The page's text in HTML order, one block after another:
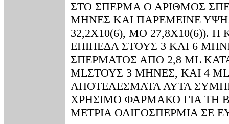
ΣΤΟ ΣΠΕΡΜΑ Ο ΑΡΙΘΜΟΣ
ΜΗΝΕΣ ΚΑΙ ΠΑΡΕΜΕΙΝΕ
32,2Χ10(6), ΜΟ 27,8Χ10(6)).
ΕΠΙΠΕΔΑ ΣΤΟΥΣ 3 ΚΑΙ 6
ΣΠΕΡΜΑΤΟΣ ΑΠΟ 2,8 ML
MLΣΤΟΥΣ 3 ΜΗΝΕΣ, ΚΑΙ 4
ΑΠΟΤΕΛΕΣΜΑΤΑ ΑΥΤΑ
ΧΡΗΣΙΜΟ ΦΑΡΜΑΚΟ ΓΙΑ ΤΗ
ΜΕΤΡΙΑ ΟΛΙΓΟΣΠΕΡΜΙΑ ΣΕ